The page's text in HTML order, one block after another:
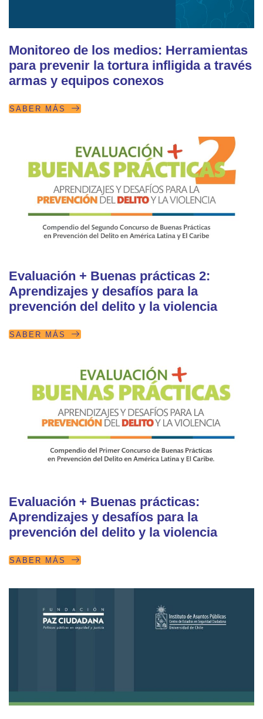
Monitoreo de los medios: Herramientas
para prevenir la tortura infligida a través
armas y equipos conexos
SABER MÁS
Evaluación + Buenas prácticas 2:
Aprendizajes y desafíos para la
prevención del delito y la violencia
SABER MÁS
Evaluación + Buenas prácticas:
Aprendizajes y desafíos para la
prevención del delito y la violencia
SABER MÁS